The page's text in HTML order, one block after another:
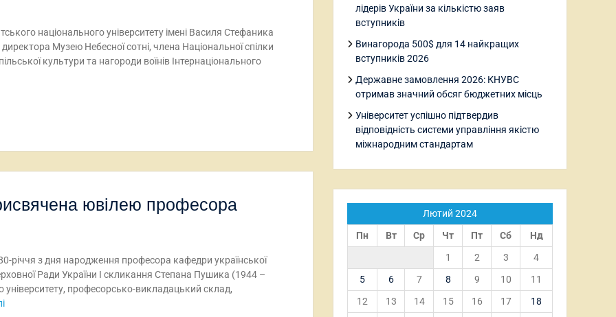
національного університету імені Василя Стефаника
Музею Небесної сотні, члена Національної спілки
культури та нагороди воїнів Інтернаціонального
ювілею професора
річчя з дня народження професора кафедри української
Ради України І скликання Степана Пушика (1944 –
університету, професорсько-викладацький склад,
лідерів України за кількістю заяв
вступників
Винагорода 500$ для 14 найкращих
вступників 2026
Державне замовлення 2026: КНУВС
отримав значний обсяг бюджетних місць
Університет успішно підтвердив
відповідність системи управління якістю
міжнародним стандартам
Лютий 2024
Пн
Вт Ср Чт Пт Сб
Нд
1
2 3
4
5
6 7 8 9 10
11
12
13 14 15 16 17
18